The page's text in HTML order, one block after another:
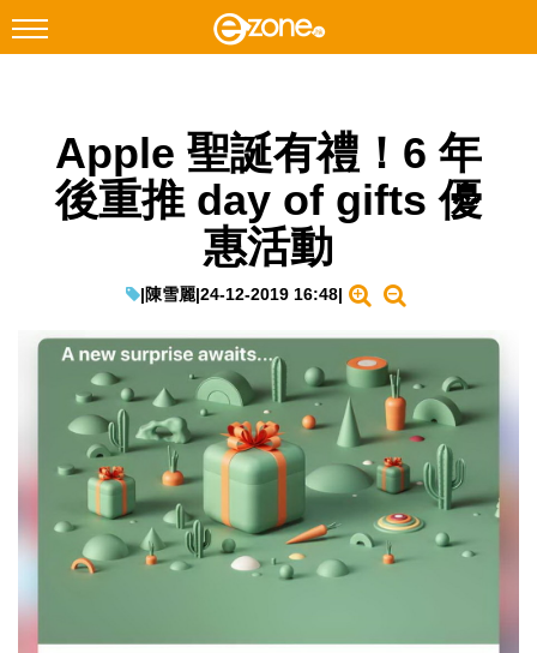
Facebook Instagram
科技焦點
教學評測
IT Times
生成式AI與雲端應用
Enterprise Digital Transformation
Apple 聖誕有禮！6 年
後重推 day of gifts 優
惠活動
|陳雪麗|24-12-2019 16:48|